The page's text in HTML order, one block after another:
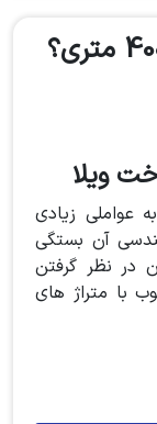
ویلا
عواملی زیادی
آن بستگی
در نظر گرفتن
با متراژ های